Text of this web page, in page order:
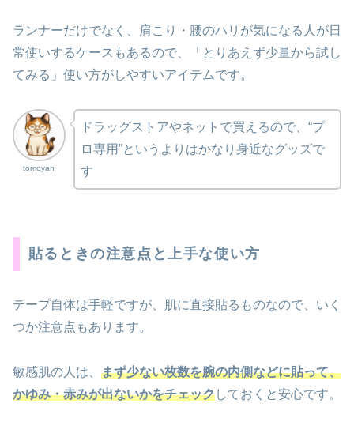
ランナーだけでなく、肩こり・腰のハリが気になる人が日
常使いするケースもあるので、「とりあえず少量から試し
てみる」使い方がしやすいアイテムです。
tomoyan
ドラッグストアやネットで買えるので、“プ
ロ専用”というよりはかなり身近なグッズで
す
貼るときの注意点と上手な使い方
テープ自体は手軽ですが、肌に直接貼るものなので、いく
つか注意点もあります。
敏感肌の人は、 まず少ない枚数を腕の内側などに貼って、
かゆみ・赤みが出ないかをチェックしておくと安心です。​